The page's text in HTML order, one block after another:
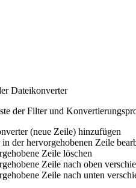
Dateikonverter
der Filter und
(neue Zeile) hinzufügen
der hervorgehobenen Zeile
Zeile löschen
Zeile nach oben
Zeile nach unten